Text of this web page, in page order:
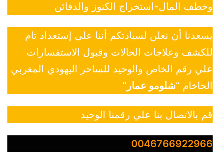
وخطف المال-استخراج الكنوز والدفائن
يسعدنا أن نعلن لسيادتكم أننا على إستعداد تام
للكشف وعلاجات الحالات وقبول الاستفسارات
علي رقم الخاص والوحيد للساحر اليهودي المغربي
الحاخام “شلومو عمار ”
قم بالاتصال بنا علي رقمنا الوحيد
0046766922966